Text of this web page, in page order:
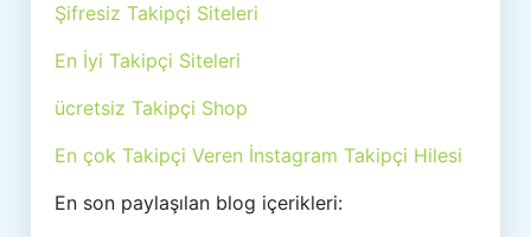
Şifresiz Takipçi Siteleri
En İyi Takipçi Siteleri
ücretsiz Takipçi Shop
En çok Takipçi Veren İnstagram Takipçi Hilesi
En son paylaşılan blog içerikleri: